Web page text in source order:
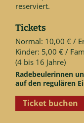
reserviert.
Tickets
Normal: 10,00 € /
Kinder: 5,00 € /
(4 bis 16 Jahre)
Radebeulerinnen
auf den regulären
Ticket buchen